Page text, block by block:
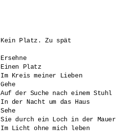
Kein Platz. Zu spät
Ersehne
Einen Platz
Im Kreis meiner Lieben
Gehe
Auf der Suche nach einem Stuhl
In der Nacht um das Haus
Sehe
Sie durch ein Loch in der Mauer
Im Licht ohne mich leben